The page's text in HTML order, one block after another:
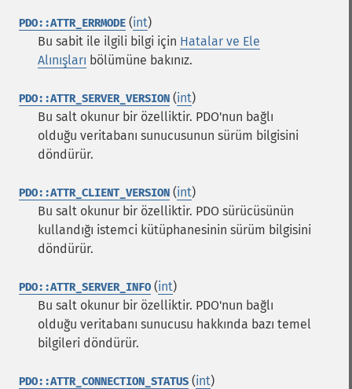
PDO::ATTR_ERRMODE (int)
Bu sabit ile ilgili bilgi için Hatalar ve Ele
Alınışları bölümüne bakınız.
PDO::ATTR_SERVER_VERSION (int)
Bu salt okunur bir özelliktir. PDO'nun bağlı
olduğu veritabanı sunucusunun sürüm bilgisini
döndürür.
PDO::ATTR_CLIENT_VERSION (int)
Bu salt okunur bir özelliktir. PDO sürücüsünün
kullandığı istemci kütüphanesinin sürüm bilgisini
döndürür.
PDO::ATTR_SERVER_INFO (int)
Bu salt okunur bir özelliktir. PDO'nun bağlı
olduğu veritabanı sunucusu hakkında bazı temel
bilgileri döndürür.
PDO::ATTR_CONNECTION_STATUS (int)